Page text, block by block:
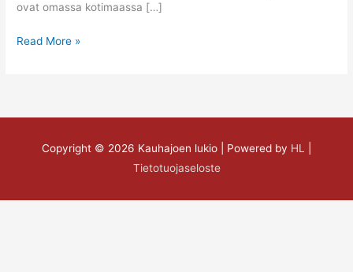
ovat omassa kotimaassa […]
Read More »
Copyright © 2026 Kauhajoen lukio | Powered by HL
Tietotuojaseloste